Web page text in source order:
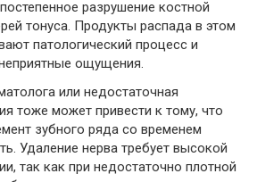
разрушение костной
тонуса. Продукты распада в этом
патологический процесс и
ощущения.
или недостаточная
тоже может привести к тому, что
зубного ряда со временем
Удаление нерва требует высокой
так как при недостаточно плотной